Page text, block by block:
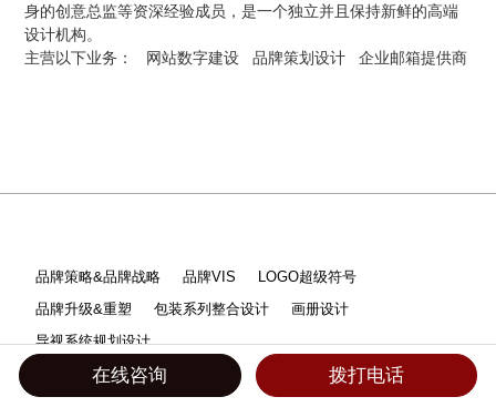
身的创意总监等资深经验成员，是一个独立并且保持新鲜的高端
设计机构。
主营以下业务： 网站数字建设 品牌策划设计 企业邮箱提供商
在线咨询 拨打电话
品牌策略&品牌战略 品牌VIS
LOGO超级符号
品牌升级&重塑
包装系列整合设计
画册设计
导视系统规划设计
网站全案建设 品宣&集团&外贸 购物商城开发 小程序开发